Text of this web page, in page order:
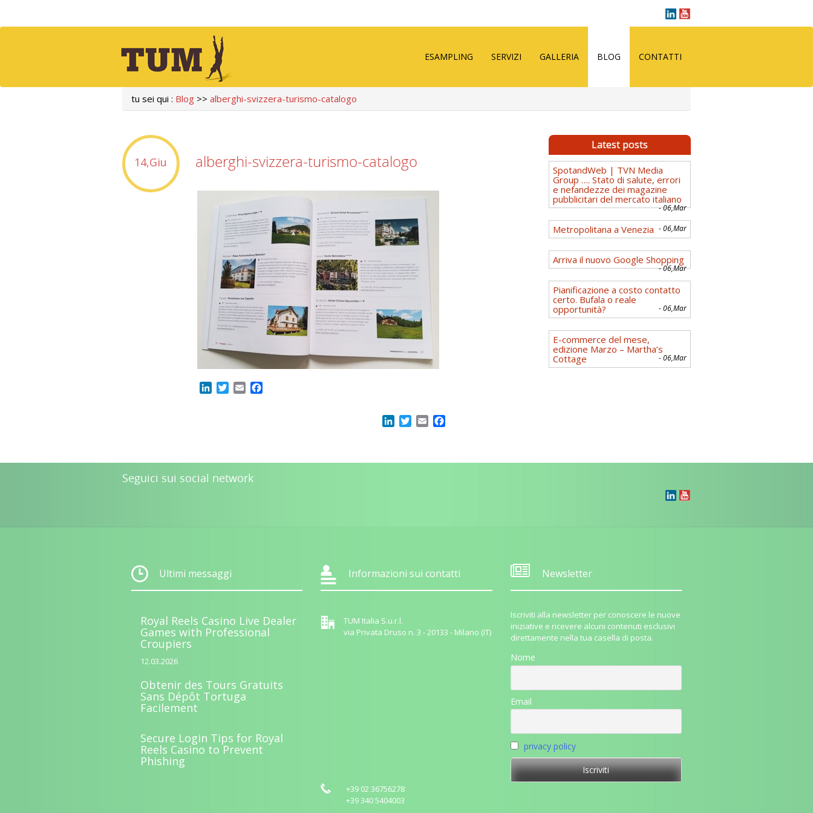
ESAMPLING SERVIZI GALLERIA BLOG CONTATTI
tu sei qui : Blog >> alberghi-svizzera-turismo-catalogo
14,Giu alberghi-svizzera-turismo-catalogo
LinkedInTwitterEmail
LinkedIn
Twitter
Email
Latest posts
SpotandWeb | TVN Media
Group …. Stato di salute, errori
e nefandezze dei magazine
pubblicitari del mercato italiano
- 06,Mar
Metropolitana a Venezia - 06,Mar
Arriva il nuovo Google Shopping
- 06,Mar
Pianificazione a costo contatto
certo. Bufala o reale
opportunità?
- 06,Mar
E-commerce del mese,
edizione Marzo – Martha’s
Cottage
- 06,Mar
Seguici sui social network
Ultimi messaggi
Royal Reels Casino Live Dealer
Games with Professional
Croupiers
12.03.2026
Obtenir des Tours Gratuits
Sans Dépôt Tortuga
Facilement
Secure Login Tips for Royal
Reels Casino to Prevent
Phishing
Informazioni sui contatti
TUM Italia S.u.r.l.
via Privata Druso n. 3 - 20133 - Milano (IT)
+39 02 36756278
+39 340 5404003
Newsletter
Iscriviti alla newsletter per conoscere le nuove
iniziative e ricevere alcuni contenuti esclusivi
direttamente nella tua casella di posta.
Nome
Email
privacy policy